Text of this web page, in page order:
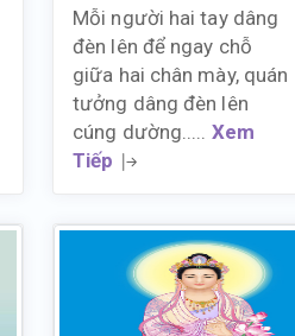
Mỗi người hai tay dâng
đèn lên để ngay chỗ
giữa hai chân mày, quán
tưởng dâng đèn lên
cúng dường..... Xem
Tiếp